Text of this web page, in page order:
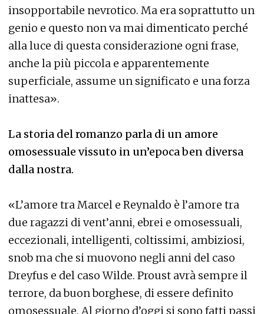
insopportabile nevrotico. Ma era soprattutto un
genio e questo non va mai dimenticato perché
alla luce di questa considerazione ogni frase,
anche la più piccola e apparentemente
superficiale, assume un significato e una forza
inattesa».
La storia del romanzo parla di un amore
omosessuale vissuto in un’epoca ben diversa
dalla nostra.
«L’amore tra Marcel e Reynaldo è l’amore tra
due ragazzi di vent’anni, ebrei e omosessuali,
eccezionali, intelligenti, coltissimi, ambiziosi,
snob ma che si muovono negli anni del caso
Dreyfus e del caso Wilde. Proust avrà sempre il
terrore, da buon borghese, di essere definito
omosessuale. Al giorno d’oggi si sono fatti passi